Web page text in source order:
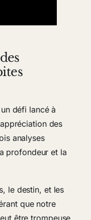
défi lancé à
des
analyses
profondeur et la
le destin, et les
que notre